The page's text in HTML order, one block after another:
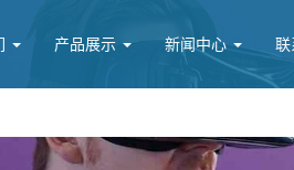
产品展示 新闻中心 联